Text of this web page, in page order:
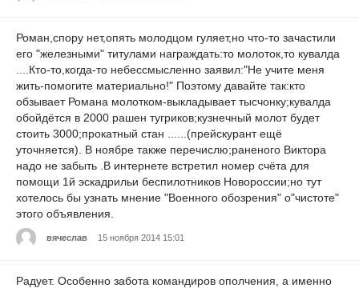
Роман,спору нет,опять молодцом гуляет,но что-то зачастили
его "железными" титулами награждать:то молоток,то кувалда
....Кто-то,когда-то небессмысленно заявил:"Не учите меня
жить-помогите материально!" Поэтому давайте так:кто
обзывает Романа молотком-выкладывает тысчонку;кувалда
обойдётся в 2000 рашен тугриков;кузнечный молот будет
стоить 3000;прокатный стан ......(прейскурант ещё
уточняется). В ноябре также перечислю;раненого Виктора
надо не забыть .В интернете встретил номер счёта для
помощи 1й эскадрильи беспилотников Новороссии;но тут
хотелось бы узнать мнение "Военного обозрения" о"чистоте"
этого объявления.
вячеслав 15 ноября 2014 15:01
Радует. Особенно забота командиров ополчения, а именно